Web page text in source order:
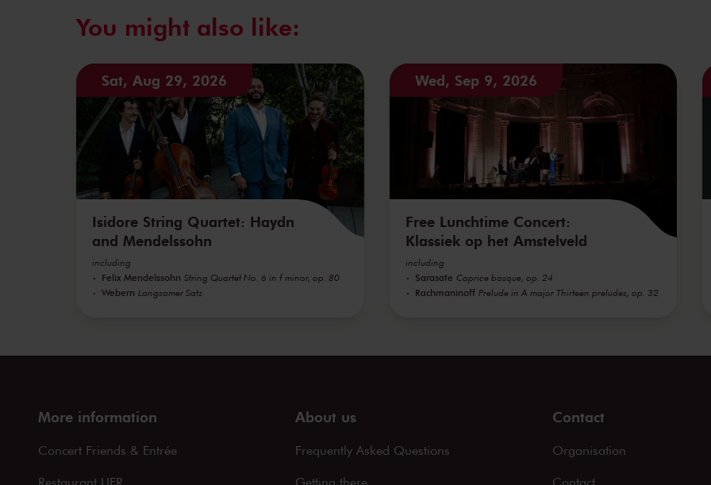
You might also like:
Sat, Aug 29, 2026
Isidore String Quartet: Haydn
and Mendelssohn
including
Felix Mendelssohn String Quartet No. 6 in f minor, op. 80
Webern Langsamer Satz
Wed, Sep 9, 2026
Free Lunchtime Concert:
Klassiek op het Amstelveld
including
Sarasate Caprice basque, op. 24
Rachmaninoff Prelude in A major Thirteen preludes, op. 32
More information
Concert Friends & Entrée
Restaurant LIER
About us
Frequently Asked Questions
Getting there
Contact
Organisation
Contact